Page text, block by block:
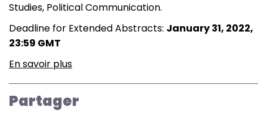
Studies, Political Communication.
Deadline for Extended Abstracts: January 31, 2022,
23:59 GMT
En savoir plus
2022
Partager